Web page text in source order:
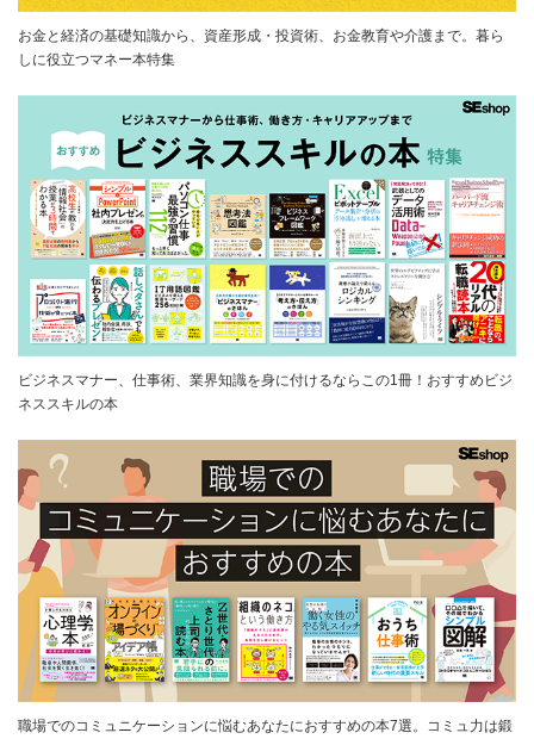
お金と経済の基礎知識から、資産形成・投資術、お金教育や介護まで。暮ら
しに役立つマネー本特集
ビジネスマナー、仕事術、業界知識を身に付けるならこの1冊！おすすめビジ
ネススキルの本
職場でのコミュニケーションに悩むあなたにおすすめの本7選。コミュ力は鍛